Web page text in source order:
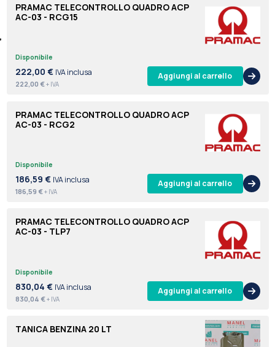
PRAMAC TELECONTROLLO QUADRO ACP
AC-03 - RCG15
Disponibile
222,00 € IVA inclusa
222,00 €+ IVA
Aggiungi al carrello
PRAMAC TELECONTROLLO QUADRO ACP
AC-03 - RCG2
Disponibile
186,59 € IVA inclusa
186,59 €+ IVA
Aggiungi al carrello
PRAMAC TELECONTROLLO QUADRO ACP
AC-03 - TLP7
Disponibile
830,04 € IVA inclusa
830,04 €+ IVA
Aggiungi al carrello
TANICA BENZINA 20 LT